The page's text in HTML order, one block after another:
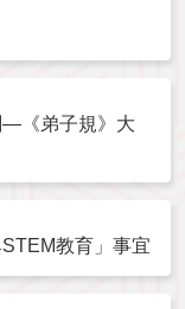
—《弟子規》大
教育」事宜